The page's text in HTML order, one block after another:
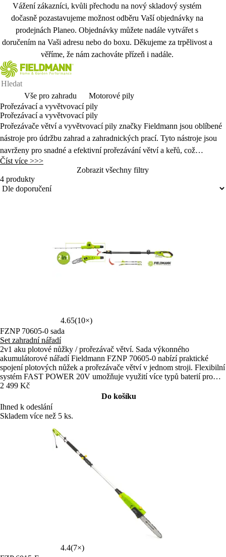
Vážení zákazníci, kvůli přechodu na nový skladový systém
dočasně pozastavujeme možnost odběru Vaší objednávky na
prodejnách Planeo. Objednávky můžete nadále vytvářet s
doručením na Vaši adresu nebo do boxu. Děkujeme za trpělivost a
věříme, že nám zachováte přízeň i nadále.
Vše pro zahradu
Motorové pily
Prořezávací a vyvětvovací pily
Prořezávací a vyvětvovací pily
Prořezávače větví a vyvětvovací pily značky Fieldmann jsou oblíbené
nástroje pro údržbu zahrad a zahradnických prací. Tyto nástroje jsou
navrženy pro snadné a efektivní prořezávání větví a keřů, což
usnadňuje práci při tvarování rostlin a odstranění nežádoucích nebo
poškozených větví.
Číst více >>>
Zobrazit všechny filtry
4 produkty
4.65(10×)
FZNP 70605-0 sada
Set zahradní nářadí
2v1 aku plotové nůžky / prořezávač větví. Sada výkonného
akumulátorové nářadí Fieldmann FZNP 70605-0 nabízí praktické
spojení plotových nůžek a prořezávače větví v jednom stroji. Flexibilní
systém FAST POWER 20V umožňuje využití více typů baterií pro
dlouhou dobu práce. Teleskopická rukojeť s prodloužením až o 70 cm
usnadní dosažení i na vyšší místa.
2 499 Kč
Do košíku
Ihned k odeslání
Skladem více než 5 ks.
4.4(7×)